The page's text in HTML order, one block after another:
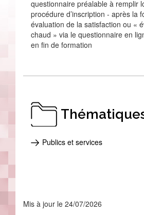
questionnaire préalable à remplir
procédure d’inscription - après la
évaluation de la satisfaction ou «
chaud » via le questionnaire en
en fin de formation
Publics et services
Mis à jour le 24/07/2026